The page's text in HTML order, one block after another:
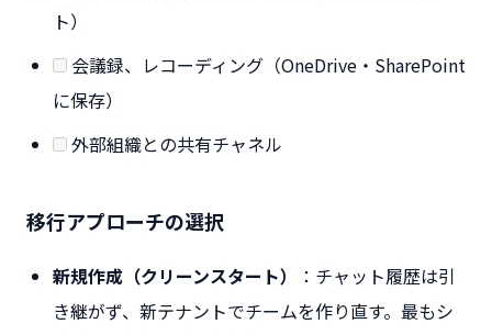
ト）
会議録、レコーディング（OneDrive・SharePoint
に保存）
外部組織との共有チャネル
移行アプローチの選択
新規作成（クリーンスタート）
：チャット履歴は引
き継がず、新テナントでチームを作り直す。最もシ